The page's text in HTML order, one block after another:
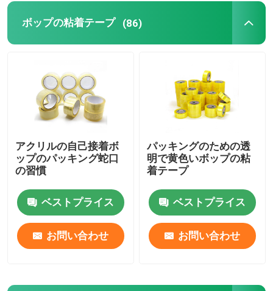
ボップの粘着テープ (86)
アクリルの自己接着ボ
ップのパッキング蛇口
の習慣
ベストプライス
お問い合わせ
パッキングのための透
明で黄色いボップの粘
着テープ
ベストプライス
お問い合わせ